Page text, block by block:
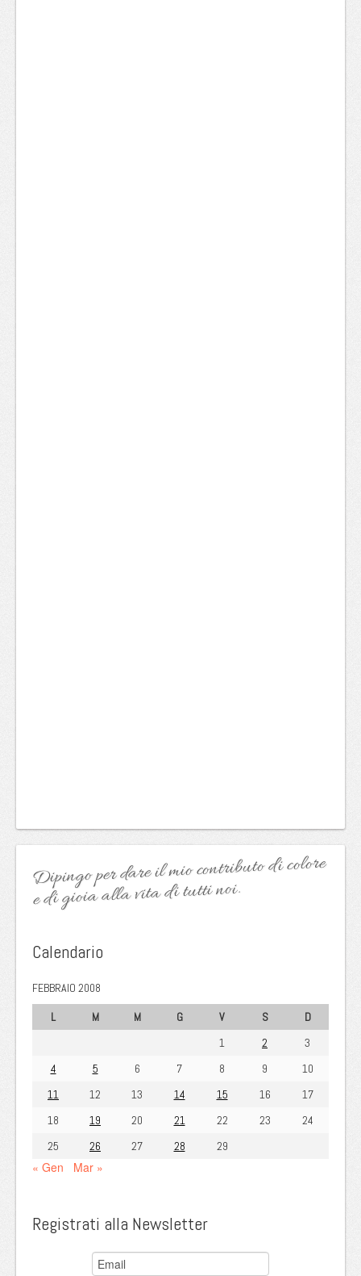
Dipingo per dare il mio contributo di colore
e di gioia alla vita di tutti noi.
Calendario
FEBBRAIO 2008
L
M M G V S
D
1
2
3
4
5 6 7 8 9
10
11
12 13 14 15 16
17
18
19 20 21 22 23
24
25
26 27 28 29
« Gen Mar »
Registrati alla Newsletter